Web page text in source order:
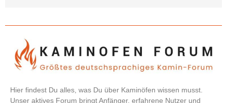
Hier findest Du alles, was Du über Kaminöfen wissen musst.
Unser aktives Forum bringt Anfänger, erfahrene Nutzer und